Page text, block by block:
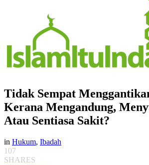
Tidak Sempat
Kerana Mengandung,
Atau Sentiasa Sakit?
in Hukum, Ibadah
107
SHARES